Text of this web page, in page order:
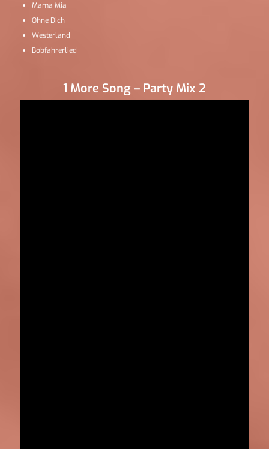
Mama Mia
Ohne Dich
Westerland
Bobfahrerlied
1 More Song – Party Mix 2